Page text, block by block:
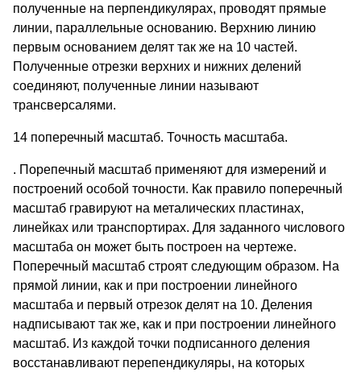
полученные на перпендикулярах, проводят прямые
линии, параллельные основанию. Верхнию линию
первым основанием делят так же на 10 частей.
Полученные отрезки верхних и нижних делений
соединяют, полученные линии называют
трансверсалями.
14 поперечный масштаб. Точность масштаба.
. Порепечный масштаб применяют для измерений и
построений особой точности. Как правило поперечный
масштаб гравируют на металических пластинах,
линейках или транспортирах. Для заданного числового
масштаба он может быть построен на чертеже.
Поперечный масштаб строят следующим образом. На
прямой линии, как и при построении линейного
масштаба и первый отрезок делят на 10. Деления
надписывают так же, как и при построении линейного
масштаб. Из каждой точки подписанного деления
восстанавливают перепендикуляры, на которых